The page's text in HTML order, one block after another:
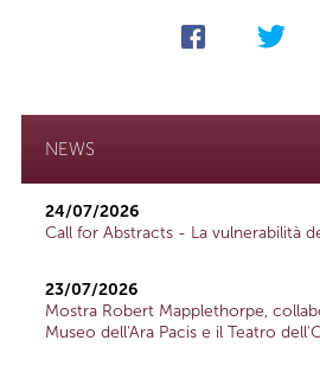
NEWS
24/07/2026
Call for Abstracts - La vulnerabilità
23/07/2026
Mostra Robert Mapplethorpe,
Museo dell'Ara Pacis e il Teatro